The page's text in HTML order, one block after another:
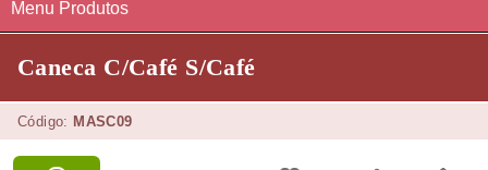
Menu Produtos
Caneca C/Café S/Café
Código: MASC09